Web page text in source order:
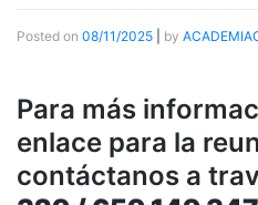
Posted on 08/11/2025 by
Para más
enlace para la
contáctanos a